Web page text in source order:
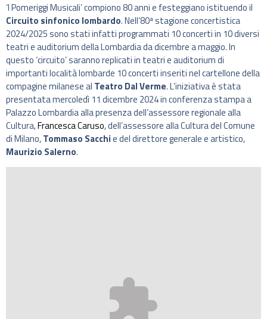
‘I Pomeriggi Musicali’ compiono 80 anni e festeggiano istituendo il
Circuito sinfonico lombardo. Nell’80ª stagione concertistica
2024/2025 sono stati infatti programmati 10 concerti in 10 diversi
teatri e auditorium della Lombardia da dicembre a maggio. In
questo ‘circuito’ saranno replicati in teatri e auditorium di
importanti località lombarde 10 concerti inseriti nel cartellone della
compagine milanese al Teatro Dal Verme. L’iniziativa è stata
presentata mercoledì 11 dicembre 2024 in conferenza stampa a
Palazzo Lombardia alla presenza dell’assessore regionale alla
Cultura,Francesca Caruso, dell’assessore alla Cultura del Comune
di Milano,Tommaso Sacchie del direttore generale e artistico,
Maurizio Salerno.